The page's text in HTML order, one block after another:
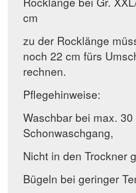
cm
zu der Rocklänge
noch 22 cm fürs
rechnen.
Pflegehinweise:
Waschbar bei max. 30
Schonwaschgang,
Nicht in den Trockner
Bügeln bei geringer